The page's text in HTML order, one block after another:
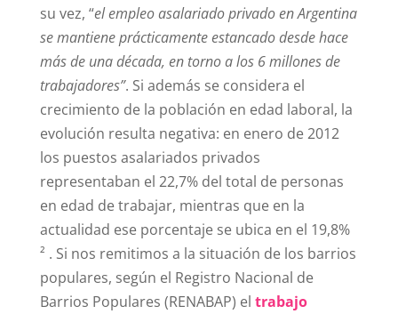
su vez, “el empleo asalariado privado en Argentina
se mantiene prácticamente estancado desde hace
más de una década, en torno a los 6 millones de
trabajadores”. Si además se considera el
crecimiento de la población en edad laboral, la
evolución resulta negativa: en enero de 2012
los puestos asalariados privados
representaban el 22,7% del total de personas
en edad de trabajar, mientras que en la
actualidad ese porcentaje se ubica en el 19,8%
² . Si nos remitimos a la situación de los barrios
populares, según el Registro Nacional de
Barrios Populares (RENABAP) el trabajo